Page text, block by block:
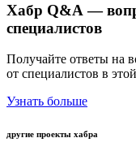
Хабр Q&A —
специалистов
Получайте ответы на
от специалистов в
Узнать больше
другие проекты хабра